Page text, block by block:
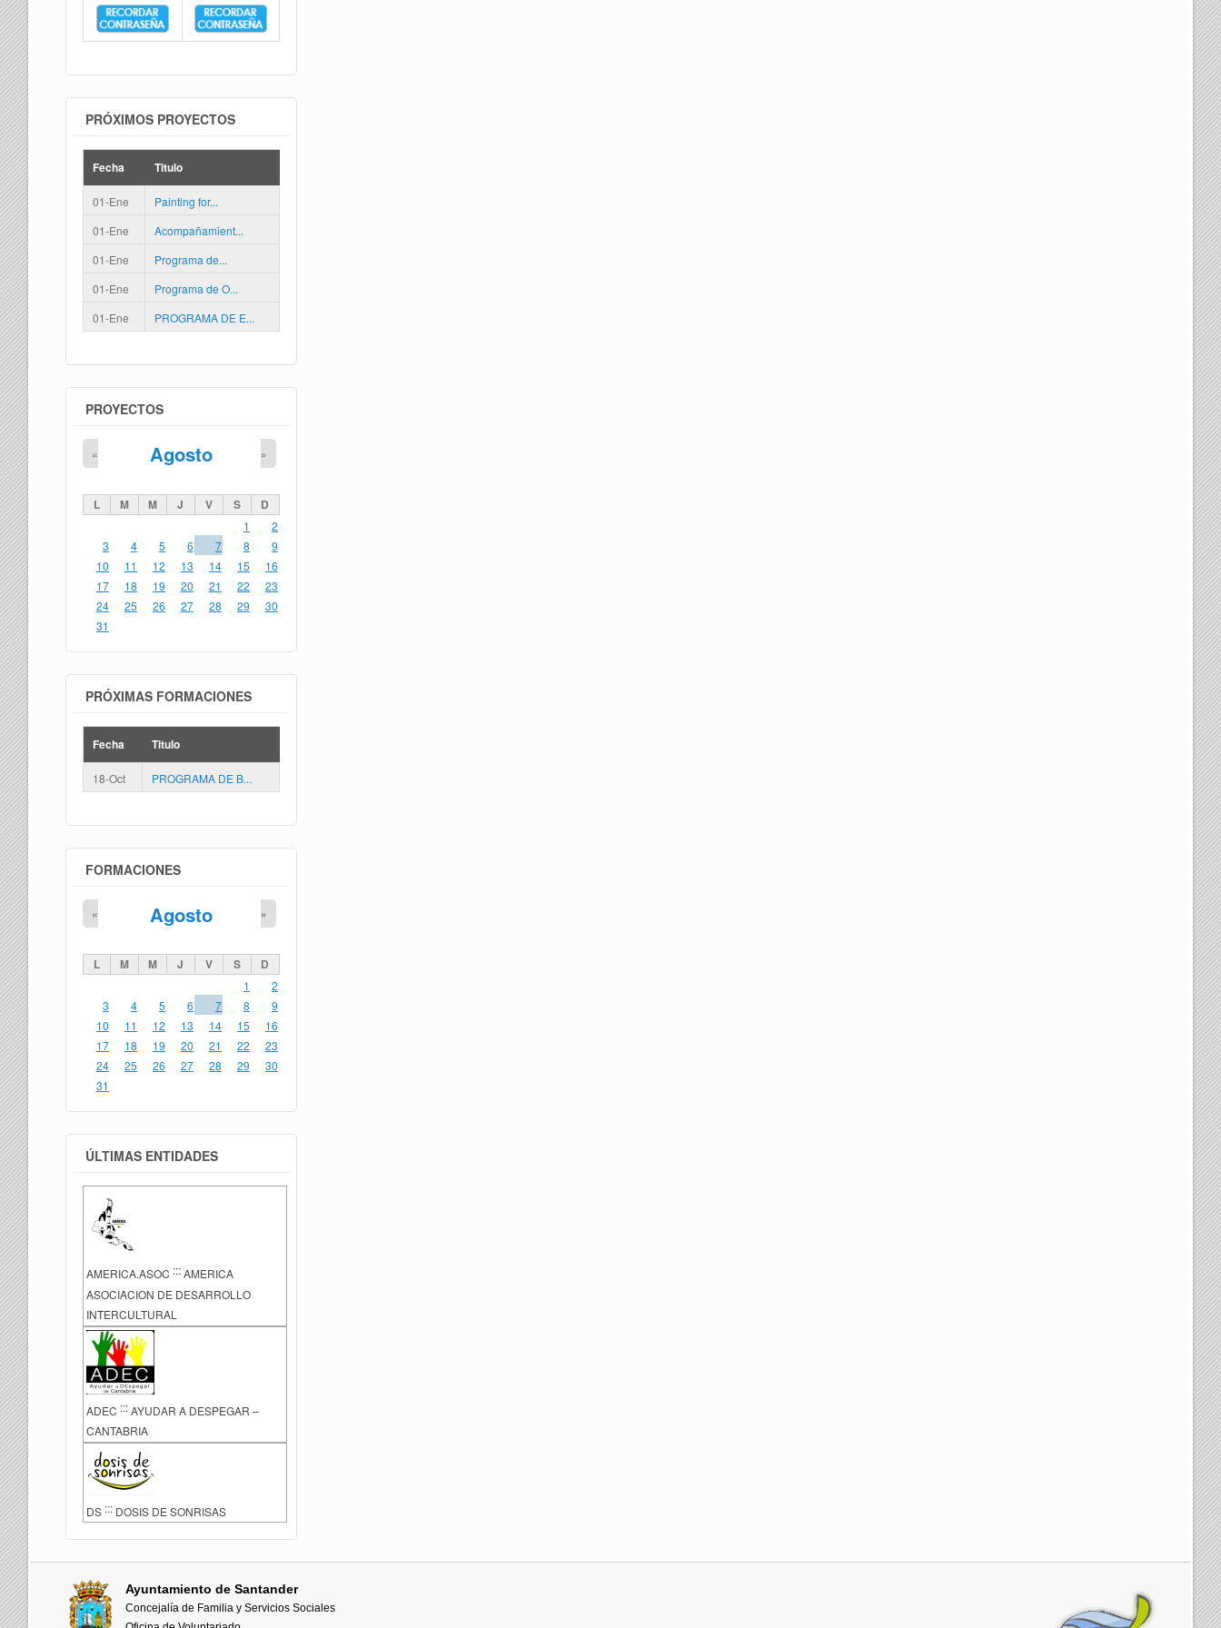
PRÓXIMOS PROYECTOS
Fecha Titulo
01-Ene
Painting for...
01-Ene
Acompañamient...
01-Ene
Programa de...
01-Ene
Programa de O...
01-Ene
PROGRAMA DE E...
PROYECTOS
Agosto
« »
L M M J V S D
1
2
3
4 5 6 7 8
9
10
11 12 13 14 15
16
17
18 19 20 21 22
23
24
25 26 27 28 29
30
31
PRÓXIMAS FORMACIONES
Fecha Titulo
18-Oct PROGRAMA DE B...
FORMACIONES
Agosto
« »
L M M J V S D
1
2
3
4 5 6 7 8
9
10
11 12 13 14 15
16
17
18 19 20 21 22
23
24
25 26 27 28 29
30
31
ÚLTIMAS ENTIDADES
AMERICA.ASOC :::AMERICA
ASOCIACION DE DESARROLLO
INTERCULTURAL
ADEC ::: AYUDAR A DESPEGAR –
CANTABRIA
DS ::: DOSIS DE SONRISAS
Ayuntamiento de Santander
Concejalía de Familia y Servicios Sociales